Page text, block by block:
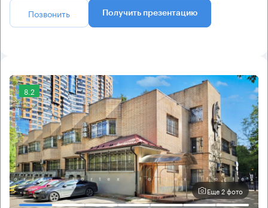
Позвонить Получить презентацию
8.2
Еще 2 фото